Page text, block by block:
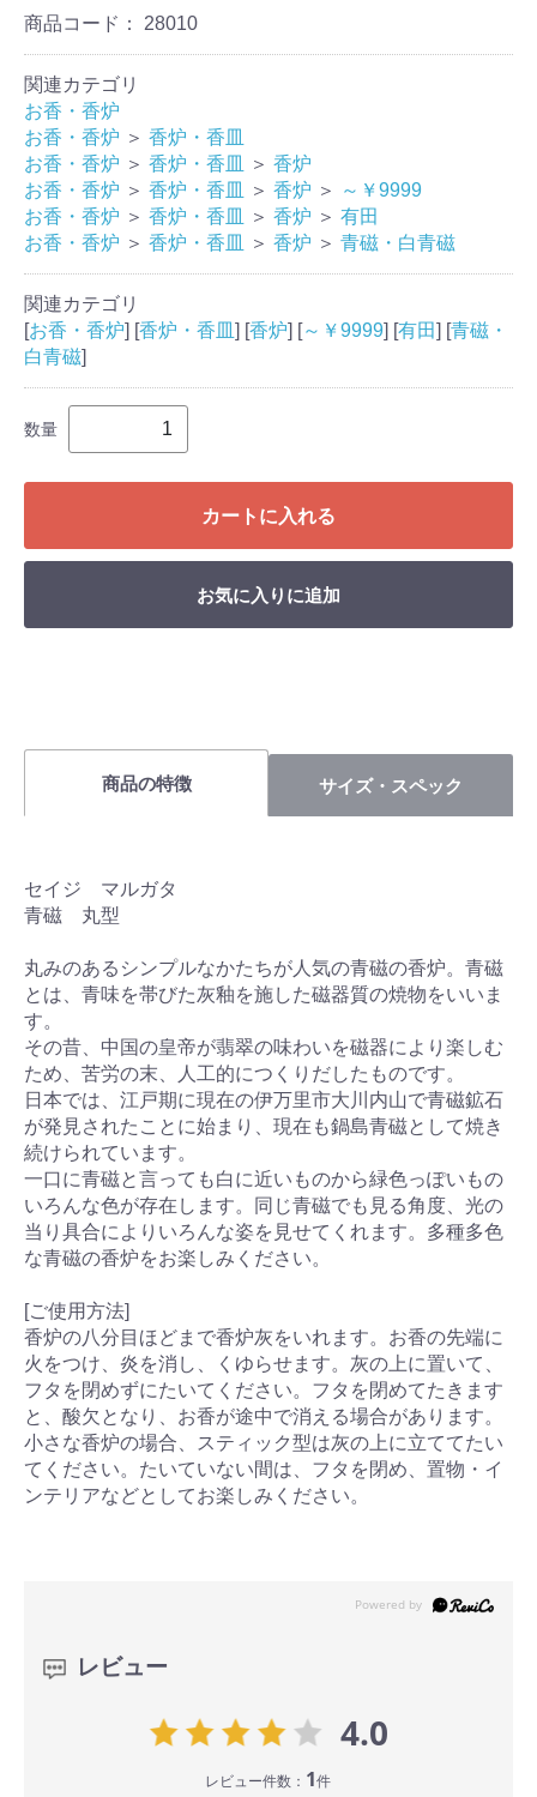
商品コード： 28010
関連カテゴリ
お香・香炉
お香・香炉 ＞ 香炉・香皿
お香・香炉 ＞ 香炉・香皿 ＞ 香炉
お香・香炉 ＞ 香炉・香皿 ＞ 香炉 ＞
～￥9999
お香・香炉 ＞ 香炉・香皿 ＞ 香炉 ＞ 有田
お香・香炉 ＞ 香炉・香皿 ＞ 香炉 ＞ 青磁・白青磁
関連カテゴリ
[お香・香炉] [香炉・香皿 ] [香炉] [～￥9999] [有田] [青磁・
白青磁]
数量
カートに入れる
お気に入りに追加
商品の特徴 サイズ・スペック
セイジ マルガタ
青磁 丸型
丸みのあるシンプルなかたちが人気の青磁の香炉。青磁
とは、青味を帯びた灰釉を施した磁器質の焼物をいいま
す。
その昔、中国の皇帝が翡翠の味わいを磁器により楽しむ
ため、苦労の末、人工的につくりだしたものです。
日本では、江戸期に現在の伊万里市大川内山で青磁鉱石
が発見されたことに始まり、現在も鍋島青磁として焼き
続けられています。
一口に青磁と言っても白に近いものから緑色っぽいもの
いろんな色が存在します。同じ青磁でも見る角度、光の
当り具合によりいろんな姿を見せてくれます。多種多色
な青磁の香炉をお楽しみください。
[ご使用方法]
香炉の八分目ほどまで香炉灰をいれます。お香の先端に
火をつけ、炎を消し、くゆらせます。灰の上に置いて、
フタを閉めずにたいてください。フタを閉めてたきます
と、酸欠となり、お香が途中で消える場合があります。
小さな香炉の場合、スティック型は灰の上に立ててたい
てください。たいていない間は、フタを閉め、置物・イ
ンテリアなどとしてお楽しみください。
レビュー
4.0
レビュー件数： 1件